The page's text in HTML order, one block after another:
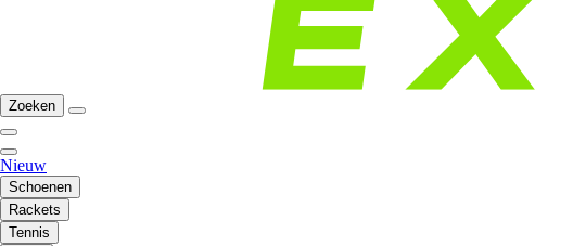
Zoeken
Nieuw
Schoenen
Rackets
Tennis